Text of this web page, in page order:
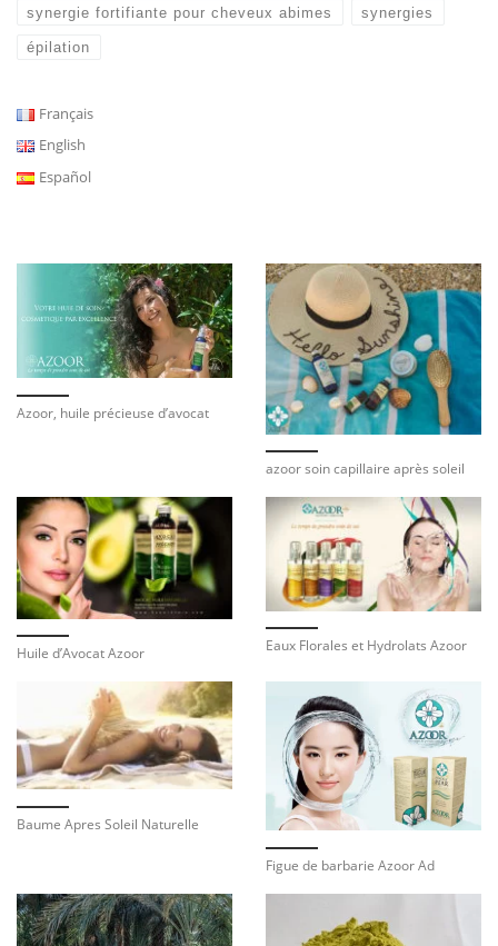
synergie fortifiante pour cheveux abimes synergies
épilation
Français
English
Español
Azoor, huile précieuse d’avocat
azoor soin capillaire après soleil
Huile d’Avocat Azoor Eaux Florales et Hydrolats Azoor
Baume Apres Soleil Naturelle
Figue de barbarie Azoor Ad